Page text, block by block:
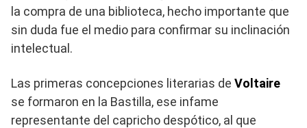
la compra de una biblioteca, hecho importante que
sin duda fue el medio para confirmar su inclinación
intelectual.
Las primeras concepciones literarias de Voltaire
se formaron en la Bastilla, ese infame
representante del capricho despótico, al que